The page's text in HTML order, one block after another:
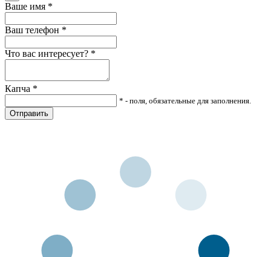
Ваше имя *
Ваш телефон *
Что вас интересует? *
Капча *
* - поля, обязательные для заполнения.
Отправить